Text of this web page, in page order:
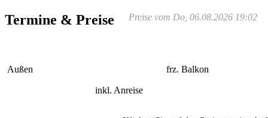
Preise vom Do, 06.08.2026 19:02
Termine & Preise
Außen frz. Balkon
inkl. Anreise